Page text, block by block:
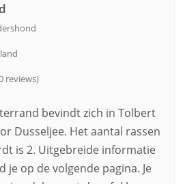
reviews)
bevindt zich in Tolbert
Dusseljee. Het aantal rassen
is 2. Uitgebreide informatie
je op de volgende pagina. Je